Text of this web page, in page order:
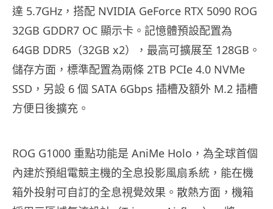
達 5.7GHz，搭配 NVIDIA GeForce RTX 5090 ROG
32GB GDDR7 OC 顯示卡。記憶體預設配置為
64GB DDR5（32GB x2），最高可擴展至 128GB。
儲存方面，標準配置為兩條 2TB PCIe 4.0 NVMe
SSD，另設 6 個 SATA 6Gbps 插槽及額外 M.2 插槽
方便日後擴充。
ROG G1000 重點功能是 AniMe Holo，為全球首個
內建於預組電競主機的全息投影風扇系統，能在機
箱外投射可自訂的全息視覺效果。散熱方面，機箱